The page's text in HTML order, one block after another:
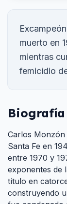
muerto en
mientras
femicidio
Biografía
Carlos
Santa Fe en
entre 1970 y
exponentes de
título en
construyendo